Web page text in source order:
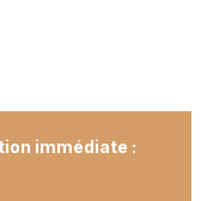
immédiate :